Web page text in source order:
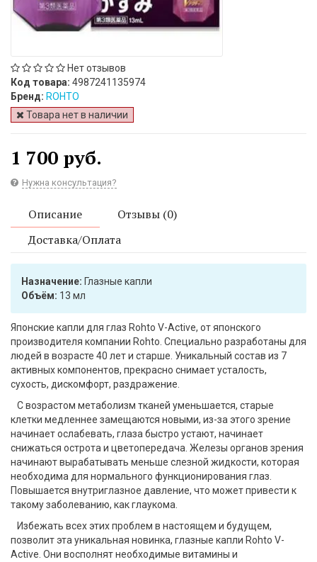
Нет отзывов
Код товара: 4987241135974
Бренд: ROHTO
Товара нет в наличии
1 700 руб.
Нужна консультация?
Описание
Отзывы (0)
Доставка/Оплата
Назначение: Глазные капли
Объём: 13 мл
Японские капли для глаз Rohto V-Active, от японского
производителя компании Rohto. Специально разработаны для
людей в возрасте 40 лет и старше. Уникальный состав из 7
активных компонентов, прекрасно снимает усталость,
сухость, дискомфорт, раздражение.
С возрастом метаболизм тканей уменьшается, старые
клетки медленнее замещаются новыми, из-за этого зрение
начинает ослабевать, глаза быстро устают, начинает
снижаться острота и цветопередача. Железы органов зрения
начинают вырабатывать меньше слезной жидкости, которая
необходима для нормального функционирования глаз.
Повышается внутриглазное давление, что может привести к
такому заболеванию, как глаукома.
Избежать всех этих проблем в настоящем и будущем,
позволит эта уникальная новинка, глазные капли Rohto V-
Active. Они восполнят необходимые витамины и